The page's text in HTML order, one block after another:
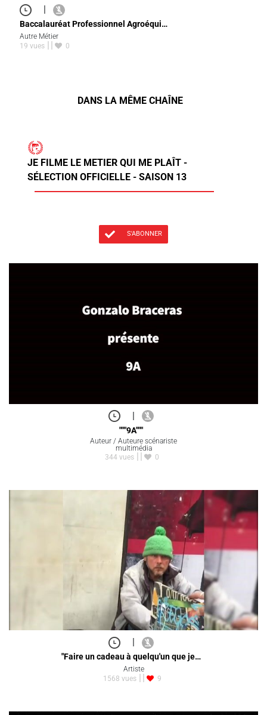
|
Baccalauréat Professionnel Agroéqui…
Autre Métier
19 vues
0
DANS LA MÊME CHAÎNE
JE FILME LE METIER QUI ME PLAÎT -
SÉLECTION OFFICIELLE - SAISON 13
S'ABONNER
|
"""9A"""
Auteur / Auteure scénariste
multimédia
344 vues
0
|
"Faire un cadeau à quelqu'un que je…
Artiste
1568 vues
9